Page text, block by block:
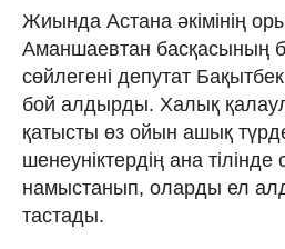
Жиында Астана әкімінің
Аманшаевтан басқасының
сөйлегені депутат
бой алдырды. Халық
қатысты өз ойын ашық
шенеуніктердің ана тілінде
намыстанып, оларды ел
тастады.